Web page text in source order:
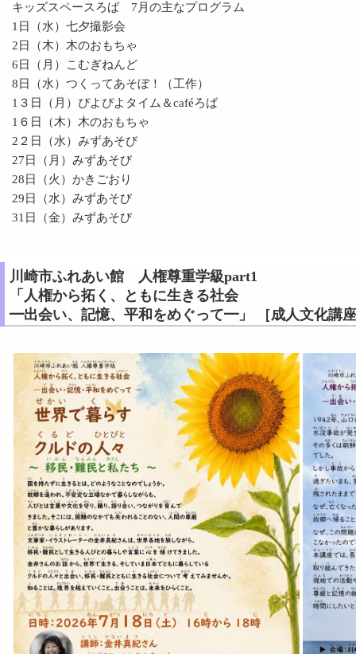
キッズスペースろば 7月の主なプログラム
1日（水）七夕撮影会
2日（木）木のおもちゃ
6日（月）こむぎねんど
8日（水）つくってあそぼ！（工作）
1３日（月）ぴよぴよタイム＆caféろば
1６日（木）木のおもちゃ
2２日（水）みずあそび
27日（月）みずあそび
28日（火）かきごおり
29日（水）みずあそび
31日（金）みずあそび
川崎市ふれあい館 人権尊重学級part1
「人権から拓く、ともに生きる社会
━出会い、記憶、平和をめぐって━」 ［成人文化講